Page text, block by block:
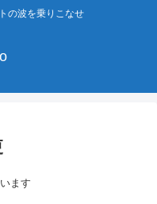
の波を乗りこなせ
ます